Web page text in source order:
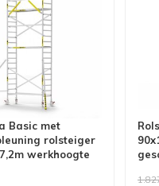
Basic met
rolsteiger
werkhoogte